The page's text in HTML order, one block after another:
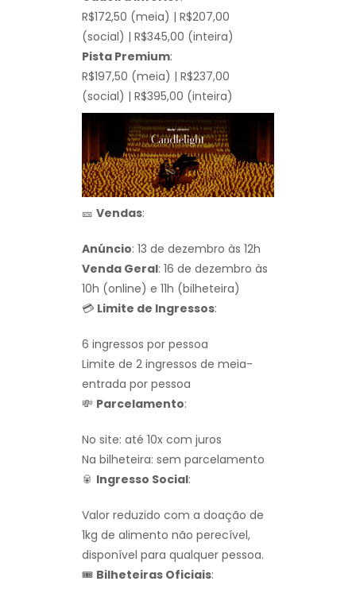
R$172,50 (meia) | R$207,00
(social) | R$345,00 (inteira)
Pista Premium:
R$197,50 (meia) | R$237,00
(social) | R$395,00 (inteira)
🎫 Vendas:
Anúncio: 13 de dezembro às 12h
Venda Geral: 16 de dezembro às
10h (online) e 11h (bilheteira)
💳 Limite de Ingressos:
6 ingressos por pessoa
Limite de 2 ingressos de meia-
entrada por pessoa
💸 Parcelamento:
No site: até 10x com juros
Na bilheteira: sem parcelamento
🥫 Ingresso Social:
Valor reduzido com a doação de
1kg de alimento não perecível,
disponível para qualquer pessoa.
🎟 Bilheteiras Oficiais: